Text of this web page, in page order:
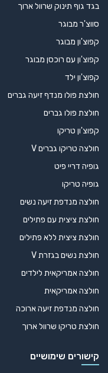
בגד גוף תינוק שרוול ארוך
סווצ'ר מבוגר
קפוצ'ון מבוגר
קפוצ'ון עם רוכסן מבוגר
קפוצ'ון ילד
חולצת פולו מנדף זיעה גברים
חולצת פולו גברים
קפוצ'ון טריקו
חולצה טריקו גברים V
גופיה דריי פיט
גופיה טריקו
חולצה מנדפת זיעה נשים
חולצת ציצית עם פתילים
חולצת ציצית ללא פתילים
חולצת נשים בגזרת V
חולצה אמריקאית לילדים
חולצה אמריקאית
חולצה מנדפת זיעה ארוכה
חולצת טריקו שרוול ארוך
קישורים שימושיים